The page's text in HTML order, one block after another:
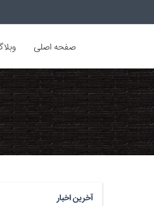
صفحه اصلی
آخرین اخبار